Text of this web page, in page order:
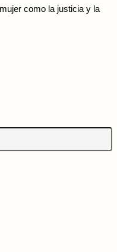
como la justicia y la